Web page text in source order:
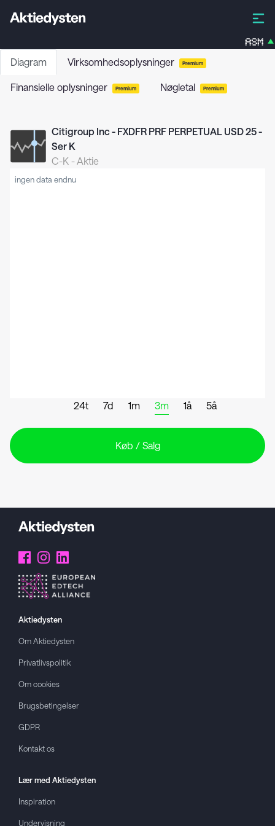
ASM
Diagram Virksomhedsoplysninger Premium
Finansielle oplysninger Premium Nøgletal Premium
Citigroup Inc - FXDFR PRF PERPETUAL USD 25 -
Ser K
C-K -Aktie
ingen data endnu
24t 7d 1m 3m 1å 5å
Køb / Salg
Aktiedysten
Om Aktiedysten
Privatlivspolitik
Om cookies
Brugsbetingelser
GDPR
Kontakt os
Lær med Aktiedysten
Inspiration
Undervisning